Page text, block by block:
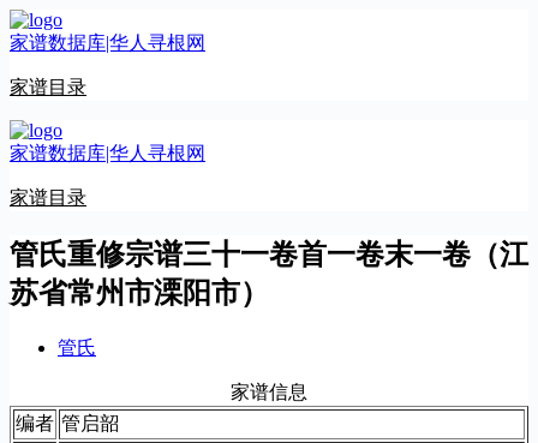
跳
至
容
家谱数据库|华人寻根网
家谱目录
家谱数据库|华人寻根网
家谱目录
管氏重修宗谱三十一卷首一卷末一卷（江
苏省常州市溧阳市）
管氏
家谱信息
编者 管启韶